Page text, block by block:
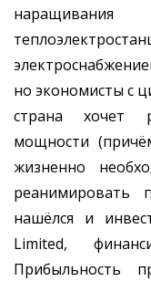
но экономисты с
страна хочет
мощности
жизненно
реанимировать
нашёлся и
Limited,
Прибыльность